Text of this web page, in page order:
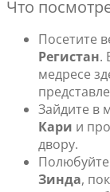
Что
Посетите
Регистан.
медресе
Зайдите в
Кари и
двору.
Зинда,